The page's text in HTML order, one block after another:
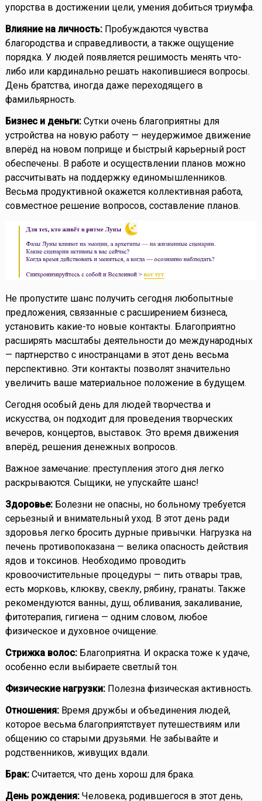
упорства в достижении цели, умения добиться триумфа.
Влияние на личность:Пробуждаются чувства
благородства и справедливости, а также ощущение
порядка. У людей появляется решимость менять что-
либо или кардинально решать накопившиеся вопросы.
День братства, иногда даже переходящего в
фамильярность.
Бизнес и деньги:Сутки очень благоприятны для
устройства на новую работу — неудержимое движение
вперёд на новом поприще и быстрый карьерный рост
обеспечены. В работе и осуществлении планов можно
рассчитывать на поддержку единомышленников.
Весьма продуктивной окажется коллективная работа,
совместное решение вопросов, составление планов.
Не пропустите шанс получить сегодня любопытные
предложения, связанные с расширением бизнеса,
установить какие-то новые контакты. Благоприятно
расширять масштабы деятельности до международных
— партнерство с иностранцами в этот день весьма
перспективно. Эти контакты позволят значительно
увеличить ваше материальное положение в будущем.
Сегодня особый день для людей творчества и
искусства, он подходит для проведения творческих
вечеров, концертов, выставок. Это время движения
вперёд, решения денежных вопросов.
Важное замечание: преступления этого дня легко
раскрываются. Сыщики, не упускайте шанс!
Здоровье:Болезни не опасны, но больному требуется
серьезный и внимательный уход. В этот день ради
здоровья легко бросить дурные привычки. Нагрузка на
печень противопоказана — велика опасность действия
ядов и токсинов. Необходимо проводить
кровоочистительные процедуры — пить отвары трав,
есть морковь, клюкву, свеклу, рябину, гранаты. Также
рекомендуются ванны, душ, обливания, закаливание,
фитотерапия, гигиена — одним словом, любое
физическое и духовное очищение.
Стрижка волос:Благоприятна. И окраска тоже к удаче,
особенно если выбираете светлый тон.
Физические нагрузки:Полезна физическая активность.
Отношения:Время дружбы и объединения людей,
которое весьма благоприятствует путешествиям или
общению со старыми друзьями. Не забывайте и
родственников, живущих вдали.
Брак:Считается, что день хорош для брака.
День рождения:Человека, родившегося в этот день,